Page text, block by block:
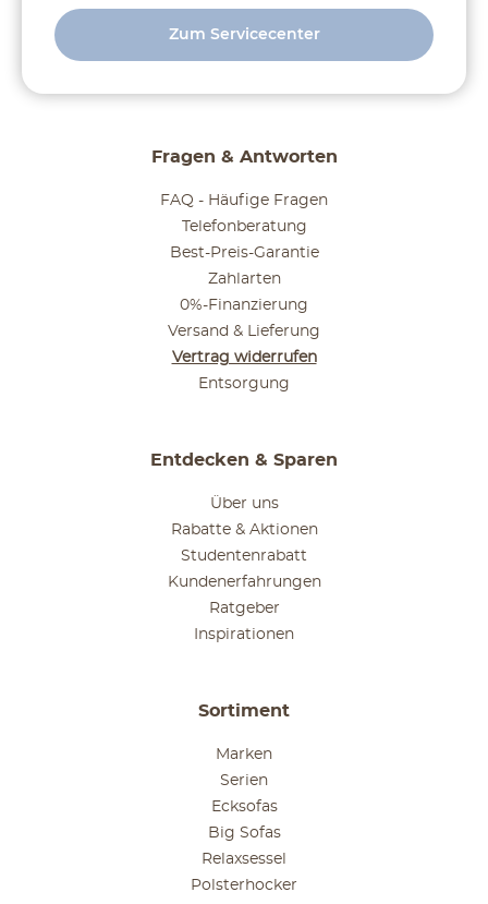
Fragen & Antworten
FAQ - Häufige Fragen
Telefonberatung
Best-Preis-Garantie
Zahlarten
0%-Finanzierung
Versand & Lieferung
Vertrag widerrufen
Entsorgung
Entdecken & Sparen
Über uns
Rabatte & Aktionen
Studentenrabatt
Kundenerfahrungen
Ratgeber
Inspirationen
Sortiment
Marken
Serien
Ecksofas
Big Sofas
Relaxsessel
Polsterhocker
Zum Servicecenter